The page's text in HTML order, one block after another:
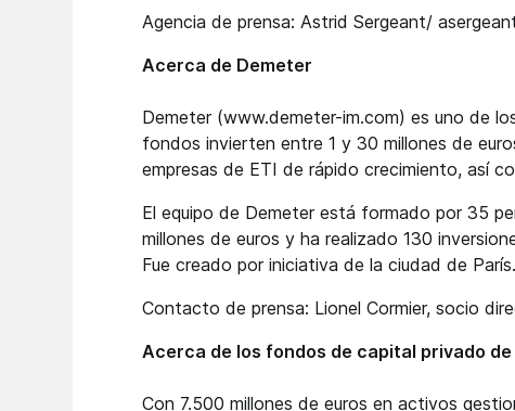
Agencia de prensa: Astrid Sergeant/
Acerca de Demeter
Demeter (www.demeter-im.com) es uno de
fondos invierten entre 1 y 30 millones de
empresas de ETI de rápido crecimiento, así
El equipo de Demeter está formado por 35
millones de euros y ha realizado 130
Fue creado por iniciativa de la ciudad de
Contacto de prensa: Lionel Cormier, socio
Acerca de los fondos de capital privado de
Con 7.500 millones de euros en activos